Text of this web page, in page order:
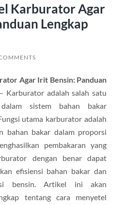
Karburator Agar
Lengkap
Agar Irit Bensin: Panduan
– Karburator adalah salah satu
sistem bahan bakar
utama karburator adalah
bahan bakar dalam proporsi
pembakaran yang
dengan benar dapat
efisiensi bahan bakar dan
bensin. Artikel ini akan
tentang cara menyetel